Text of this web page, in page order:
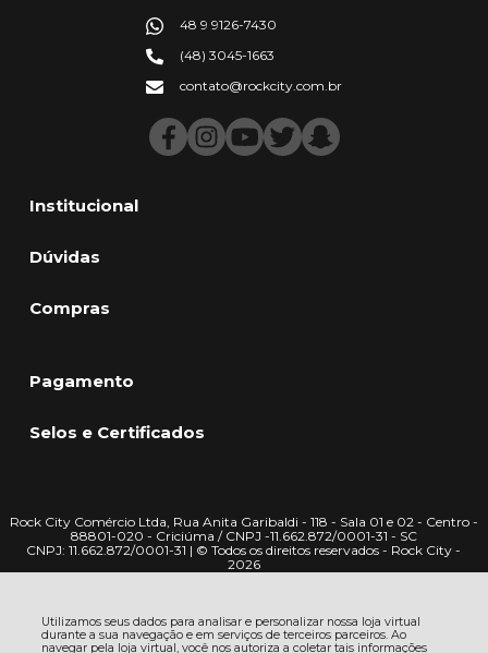
Utilizamos seus dados para analisar e personalizar nossa loja virtual
durante a sua navegação e em serviços de terceiros parceiros. Ao
navegar pela loja virtual, você nos autoriza a coletar tais informações
Institucional
Dúvidas
Compras
48 9 9126-7430
(48) 3045-1663
contato@rockcity.com.br
Pagamento
Selos e Certificados
Rock City Comércio Ltda, Rua Anita Garibaldi - 118 - Sala 01 e 02 - Centro -
88801-020 - Criciúma / CNPJ -11.662.872/0001-31 - SC
CNPJ: 11.662.872/0001-31 | © Todos os direitos reservados - Rock City -
2026